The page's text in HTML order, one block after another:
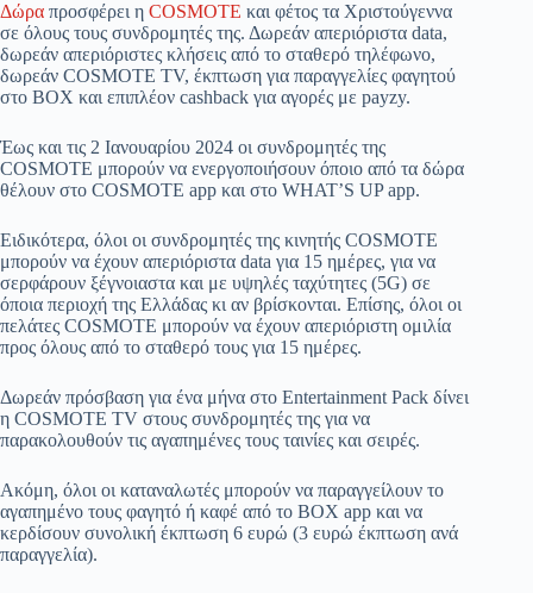
Δώρα προσφέρει η COSMOTE και φέτος τα Χριστούγεννα
σε όλους τους συνδρομητές της. Δωρεάν απεριόριστα data,
δωρεάν απεριόριστες κλήσεις από το σταθερό τηλέφωνο,
δωρεάν COSMOTE TV, έκπτωση για παραγγελίες φαγητού
στο BOX και επιπλέον cashback για αγορές με payzy.
Έως και τις 2 Ιανουαρίου 2024 οι συνδρομητές της
COSMOTE μπορούν να ενεργοποιήσουν όποιο από τα δώρα
θέλουν στο COSMOTE app και στο WHAT’S UP app.
Ειδικότερα, όλοι οι συνδρομητές της κινητής COSMOTE
μπορούν να έχουν απεριόριστα data για 15 ημέρες, για να
σερφάρουν ξέγνοιαστα και με υψηλές ταχύτητες (5G) σε
όποια περιοχή της Ελλάδας κι αν βρίσκονται. Επίσης, όλοι οι
πελάτες COSMOTE μπορούν να έχουν απεριόριστη ομιλία
προς όλους από το σταθερό τους για 15 ημέρες.
Δωρεάν πρόσβαση για ένα μήνα στο Entertainment Pack δίνει
η COSMOTE TV στους συνδρομητές της για να
παρακολουθούν τις αγαπημένες τους ταινίες και σειρές.
Ακόμη, όλοι οι καταναλωτές μπορούν να παραγγείλουν το
αγαπημένο τους φαγητό ή καφέ από το BOX app και να
κερδίσουν συνολική έκπτωση 6 ευρώ (3 ευρώ έκπτωση ανά
παραγγελία).